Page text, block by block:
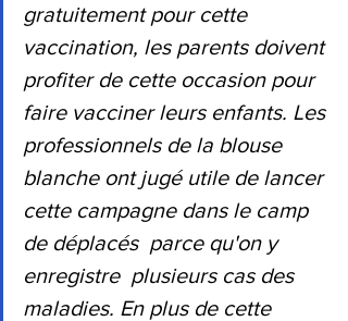
gratuitement pour cette
vaccination, les parents doivent
profiter de cette occasion pour
faire vacciner leurs enfants. Les
professionnels de la blouse
blanche ont jugé utile de lancer
cette campagne dans le camp
de déplacés  parce qu'on y
enregistre  plusieurs cas des
maladies. En plus de cette